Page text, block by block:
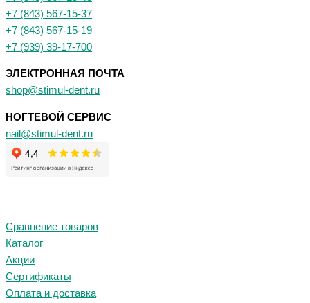
+7 (843) 567-15-37
+7 (843) 567-15-19
+7 (939) 39-17-700
ЭЛЕКТРОННАЯ ПОЧТА
shop@stimul-dent.ru
НОГТЕВОЙ СЕРВИС
nail@stimul-dent.ru
Сравнение товаров
Каталог
Акции
Сертификаты
Оплата и доставка